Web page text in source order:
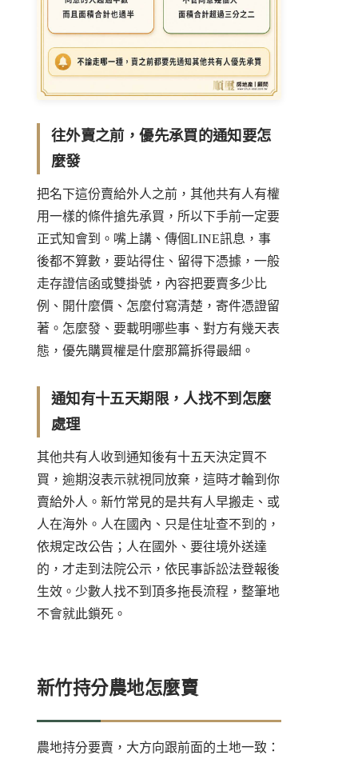
往外賣之前，優先承買的通知要怎
麼發
把名下這份賣給外人之前，其他共有人有權
用一樣的條件搶先承買，所以下手前一定要
正式知會到。嘴上講、傳個LINE訊息，事
後都不算數，要站得住、留得下憑據，一般
走存證信函或雙掛號，內容把要賣多少比
例、開什麼價、怎麼付寫清楚，寄件憑證留
著。怎麼發、要載明哪些事、對方有幾天表
態， 優先購買權是什麼那篇拆得最細。
通知有十五天期限，人找不到怎麼
處理
其他共有人收到通知後有十五天決定買不
買，逾期沒表示就視同放棄，這時才輪到你
賣給外人。新竹常見的是共有人早搬走、或
人在海外。人在國內、只是住址查不到的，
依規定改公告；人在國外、要往境外送達
的，才走到法院公示，依民事訴訟法登報後
生效。少數人找不到頂多拖長流程，整筆地
不會就此鎖死。
新竹持分農地怎麼賣
農地持分要賣，大方向跟前面的土地一致：